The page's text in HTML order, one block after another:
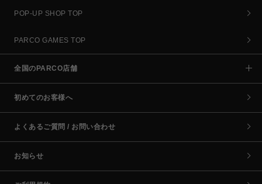
POP-UP SHOP TOP
PARCO GAMES TOP
全国のPARCO店舗
初めてのお客様へ
よくあるご質問 / お問い合わせ
お知らせ